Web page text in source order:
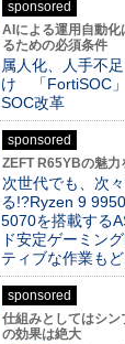
sponsored
AIによる運用自動化
るための必須条件
属人化、人手不
け 「FortiSOC
SOC改革
sponsored
ZEFT R65YBの魅力
次世代でも、次
る!?Ryzen 9
5070を搭載する
ド安定ゲーミン
ティブな作業も
sponsored
仕組みとしてはシ
の効果は絶大